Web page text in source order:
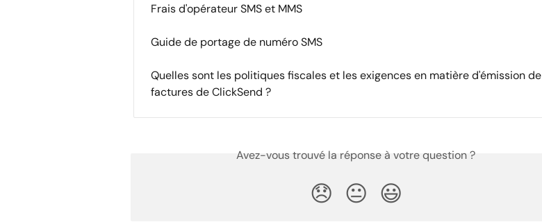
Frais d'opérateur SMS et MMS
Guide de portage de numéro SMS
Quelles sont les politiques fiscales et les exigences en matière d'émission de
factures de ClickSend ?
Avez-vous trouvé la réponse à votre question ?
😞 😐 😃